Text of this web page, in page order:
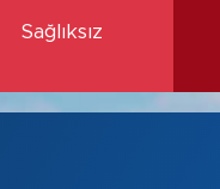
Sağlıksız